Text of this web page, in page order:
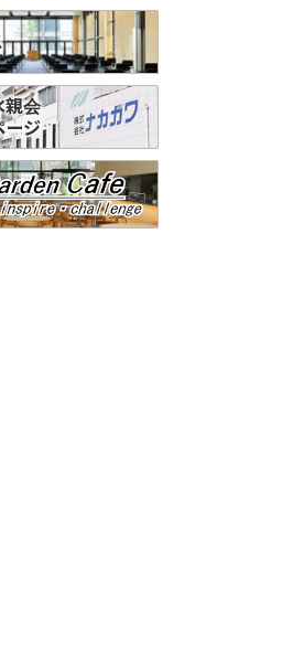
親会
ージ